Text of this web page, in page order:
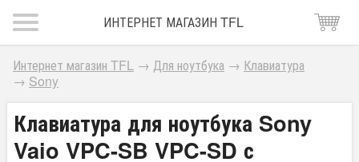
ИНТЕРНЕТ МАГАЗИН TFL
Интернет магазин TFL → Для ноутбука → Клавиатура
→ Sony
Клавиатура для ноутбука Sony
Vaio VPC-SB VPC-SD с